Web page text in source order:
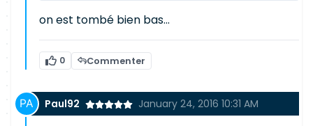
on est tombé bien bas...
0 Commenter
Paul92 January 24, 2016 10:31 AM